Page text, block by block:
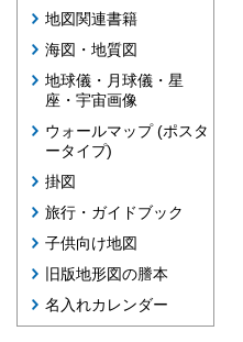
地図関連書籍
海図・地質図
地球儀・月球儀・星
座・宇宙画像
ウォールマップ (ポスタ
ータイプ)
掛図
旅行・ガイドブック
子供向け地図
旧版地形図の謄本
名入れカレンダー